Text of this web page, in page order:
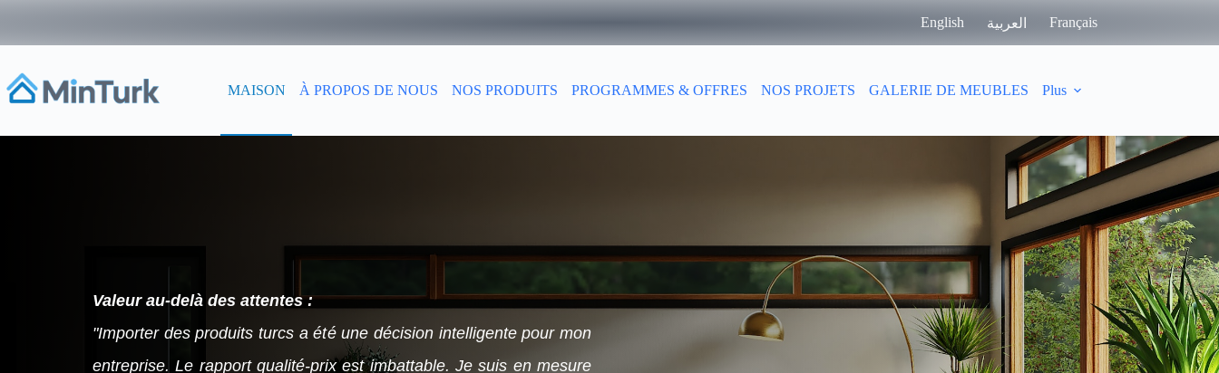
English العربية Français
MAISON À PROPOS DE NOUS NOS PRODUITS PROGRAMMES & OFFRES NOS PROJETS GALERIE DE MEUBLES Plus
Valeur au-delà des attentes :
"Importer des produits turcs a été une décision intelligente pour mon
entreprise. Le rapport qualité-prix est imbattable. Je suis en mesure